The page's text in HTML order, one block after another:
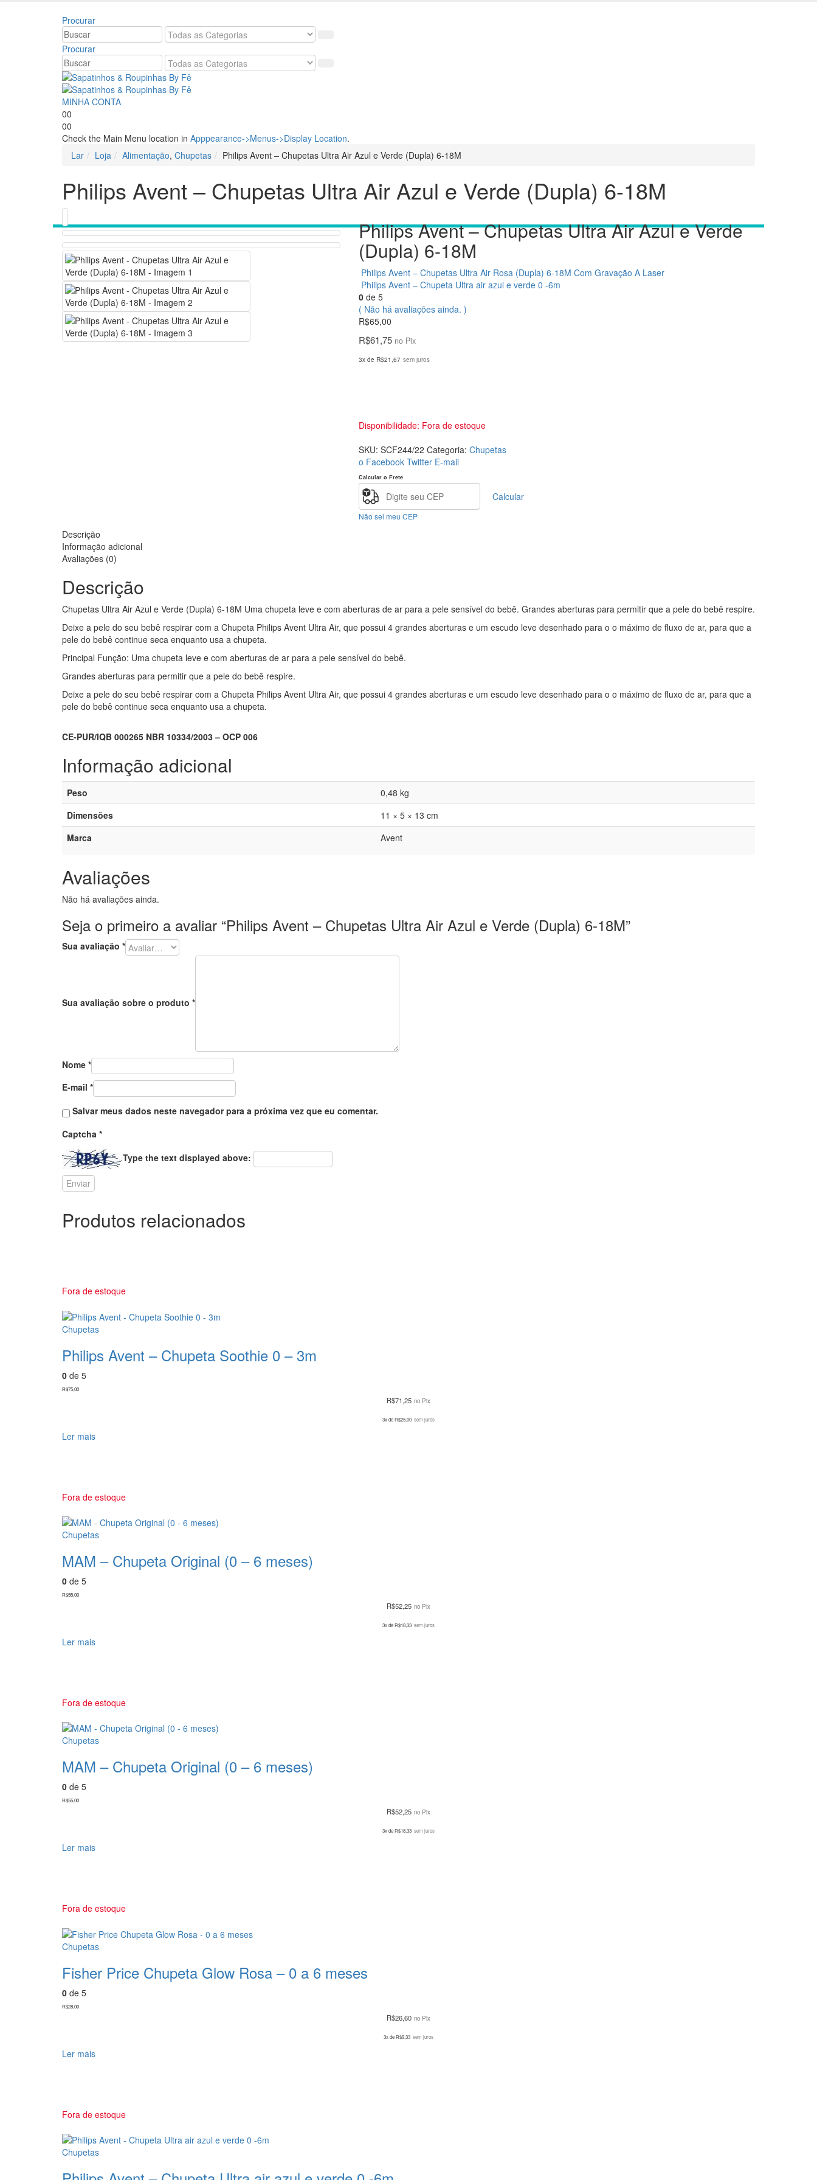
Procurar
Procurar
MINHA CONTA
00
00
Check the Main Menu location in Apppearance->Menus->Display Location.
Lar
Loja Alimentação, Chupetas Philips Avent – Chupetas Ultra Air Azul e Verde (Dupla) 6-18M
Philips Avent – Chupetas Ultra Air Azul e Verde (Dupla) 6-18M
Philips Avent – Chupetas Ultra Air Azul e Verde
(Dupla) 6-18M
Philips Avent – Chupetas Ultra Air Rosa (Dupla) 6-18M Com Gravação A Laser
Philips Avent – Chupeta Ultra air azul e verde 0 -6m
0de 5
( Não há avaliações ainda. )
R$65,00
R$61,75 no Pix
3x de R$21,67 sem juros
Disponibilidade: Fora de estoque
SKU: SCF244/22 Categoria: Chupetas
o Facebook Twitter E-mail
Calcular o Frete
Calcular
Não sei meu CEP
Descrição
Informação adicional
Avaliações (0)
Descrição
Chupetas Ultra Air Azul e Verde (Dupla) 6-18M Uma chupeta leve e com aberturas de ar para a pele sensível do bebê. Grandes aberturas para permitir que a pele do bebê respire.
Deixe a pele do seu bebê respirar com a Chupeta Philips Avent Ultra Air, que possui 4 grandes aberturas e um escudo leve desenhado para o o máximo de fluxo de ar, para que a
pele do bebê continue seca enquanto usa a chupeta.
Principal Função: Uma chupeta leve e com aberturas de ar para a pele sensível do bebê.
Grandes aberturas para permitir que a pele do bebê respire.
Deixe a pele do seu bebê respirar com a Chupeta Philips Avent Ultra Air, que possui 4 grandes aberturas e um escudo leve desenhado para o o máximo de fluxo de ar, para que a
pele do bebê continue seca enquanto usa a chupeta.
CE-PUR/IQB 000265 NBR 10334/2003 – OCP 006
Informação adicional
Peso
0,48 kg
Dimensões
11 × 5 × 13 cm
Marca
Avent
Avaliações
Não há avaliações ainda.
Seja o primeiro a avaliar “Philips Avent – Chupetas Ultra Air Azul e Verde (Dupla) 6-18M”
Sua avaliação *
Sua avaliação sobre o produto *
Nome *
E-mail *
Salvar meus dados neste navegador para a próxima vez que eu comentar.
Captcha *
Type the text displayed above:
Produtos relacionados
Fora de estoque
Chupetas
Philips Avent – Chupeta Soothie 0 – 3m
0 de 5
R$75,00
R$71,25 no Pix
3x deR$25,00 sem juros
Ler mais
Fora de estoque
Chupetas
MAM – Chupeta Original (0 – 6 meses)
0 de 5
R$55,00
R$52,25 no Pix
3x deR$18,33 sem juros
Ler mais
Fora de estoque
Chupetas
MAM – Chupeta Original (0 – 6 meses)
0 de 5
R$55,00
R$52,25 no Pix
3x deR$18,33 sem juros
Ler mais
Fora de estoque
Chupetas
Fisher Price Chupeta Glow Rosa – 0 a 6 meses
0 de 5
R$28,00
R$26,60 no Pix
3x deR$9,33 sem juros
Ler mais
Fora de estoque
Chupetas